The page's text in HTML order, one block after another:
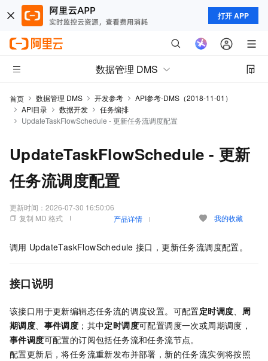
打开 APP
数据管理 DMS
首页 数据管理 DMS 开发参考
API参考-DMS（2018-11-01）
API目录
数据开发
任务编排
UpdateTaskFlowSchedule - 更新任务流调度配置
UpdateTaskFlowSchedule - 更新
任务流调度配置
更新时间： 2026-07-30 16:50:06
复制 MD 格式
产品详情 我的收藏
调用 UpdateTaskFlowSchedule 接口，更新任务流调度配置。
接口说明
该接口用于更新编辑态任务流的调度设置。可配置定时调度、 周
期调度、 事件调度 ；其中定时调度可配置调度一次或周期调度，
事件调度可配置的订阅包括任务流和任务流节点。
配置更新后，将任务流重新发布并部署，新的任务流实例将按照